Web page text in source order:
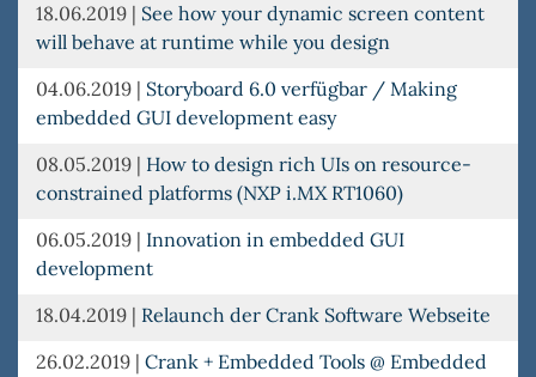
18.06.2019 | See how your dynamic screen content
will behave at runtime while you design
04.06.2019 | Storyboard 6.0 verfügbar / Making
embedded GUI development easy
08.05.2019 | How to design rich UIs on resource-
constrained platforms (NXP i.MX RT1060)
06.05.2019 | Innovation in embedded GUI
development
18.04.2019 | Relaunch der Crank Software Webseite
26.02.2019 | Crank + Embedded Tools @ Embedded